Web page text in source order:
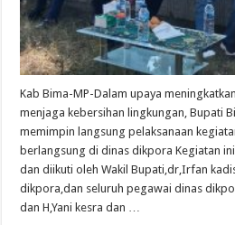
Kab Bima-MP-Dalam upaya
menjaga kebersihan lingkungan, Bupati
memimpin langsung pelaksanaan
berlangsung di dinas dikpora Kegiatan
dan diikuti oleh Wakil Bupati,dr,Irfan
dikpora,dan seluruh pegawai dinas
dan H,Yani kesra dan …